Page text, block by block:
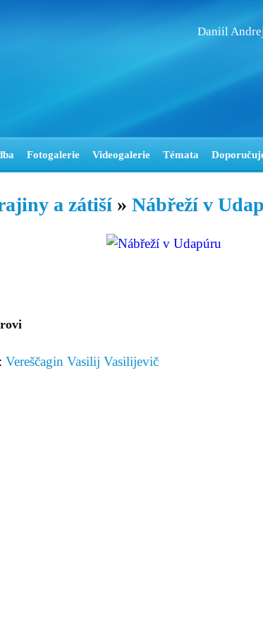
Daniil
Fotogalerie Videogalerie Témata
a zátiší » Nábřeží v
Vereščagin Vasilij Vasilijevič